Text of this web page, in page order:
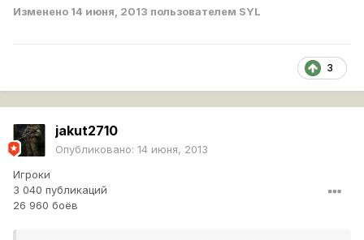
Изменено 14 июня, 2013 пользователем SYL
3
jakut2710
Опубликовано: 14 июня, 2013
Игроки
3 040 публикаций
26 960 боёв